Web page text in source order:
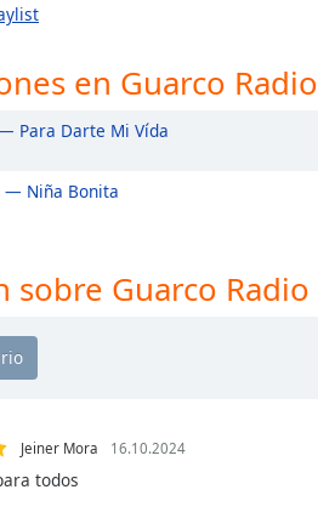
en Guarco Radio
Para Darte Mi Vída
— Niña Bonita
sobre Guarco Radio
Jeiner Mora 16.10.2024
todos